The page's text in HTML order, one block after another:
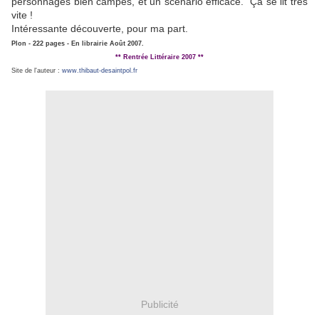
vite !
Intéressante découverte, pour ma part.
Plon - 222 pages - En librairie Août 2007.
** Rentrée Littéraire 2007 **
Site de l'auteur : www.thibaut-desaintpol.fr
Publicité